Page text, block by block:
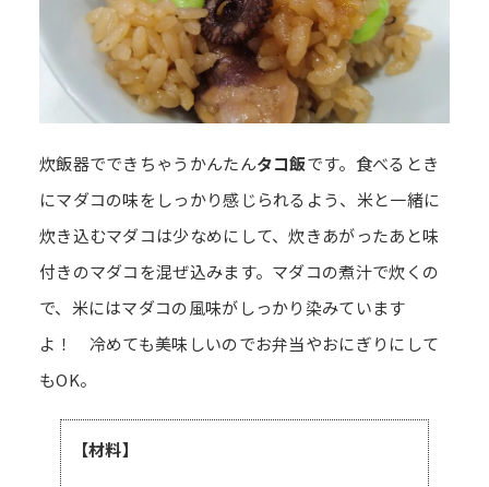
炊飯器でできちゃうかんたんタコ飯です。食べるとき
にマダコの味をしっかり感じられるよう、米と一緒に
炊き込むマダコは少なめにして、炊きあがったあと味
付きのマダコを混ぜ込みます。マダコの煮汁で炊くの
で、米にはマダコの風味がしっかり染みています
よ！ 冷めても美味しいのでお弁当やおにぎりにして
もOK。
【材料】